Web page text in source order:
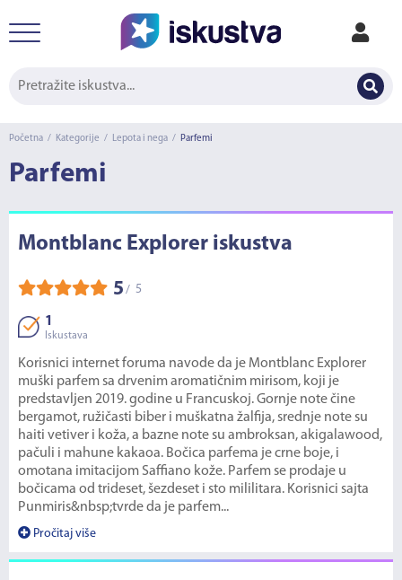
Početna / Kategorije / Lepota i nega / Parfemi
Parfemi
Montblanc Explorer iskustva
5 / 5
1
Iskustava
Korisnici internet foruma navode da je Montblanc Explorer
muški parfem sa drvenim aromatičnim mirisom, koji je
predstavljen 2019. godine u Francuskoj. Gornje note čine
bergamot, ružičasti biber i muškatna žalfija, srednje note su
haiti vetiver i koža, a bazne note su ambroksan, akigalawood,
pačuli i mahune kakaoa. Bočica parfema je crne boje, i
omotana imitacijom Saffiano kože. Parfem se prodaje u
bočicama od trideset, šezdeset i sto mililitara. Korisnici sajta
Punmiris&nbsp;tvrde da je parfem...
Pročitaj više